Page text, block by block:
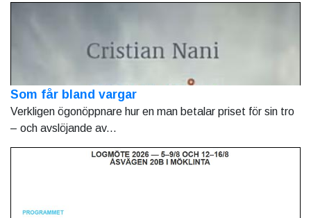
Som får bland vargar
Verkligen ögonöppnare hur en man betalar priset för sin tro
– och avslöjande av...